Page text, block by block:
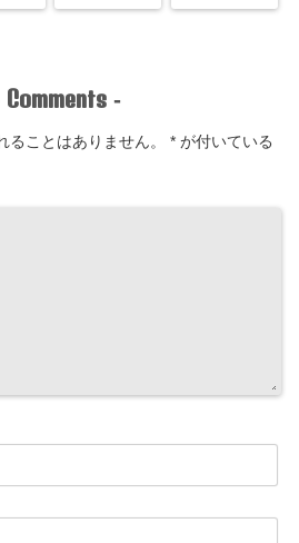
Comments -
ることはありません。 * が付いている